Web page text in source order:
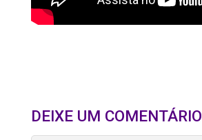
DEIXE UM COMENTÁRIO